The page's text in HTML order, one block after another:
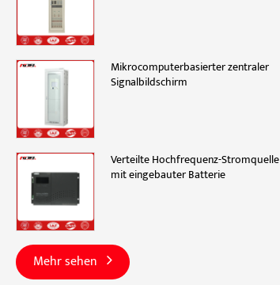
Mikrocomputerbasierter zentraler
Signalbildschirm
Verteilte Hochfrequenz-Stromquelle
mit eingebauter Batterie
Mehr sehen